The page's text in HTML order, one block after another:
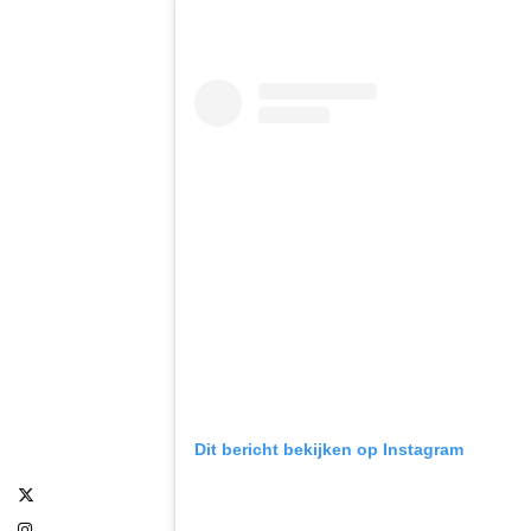
Dit bericht bekijken op Instagram